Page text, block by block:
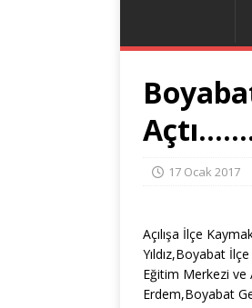
17 Ocak 2017
Açılışa İlçe
Yıldız,Boyabat
Eğitim Merkezi ve
Erdem,Boyabat